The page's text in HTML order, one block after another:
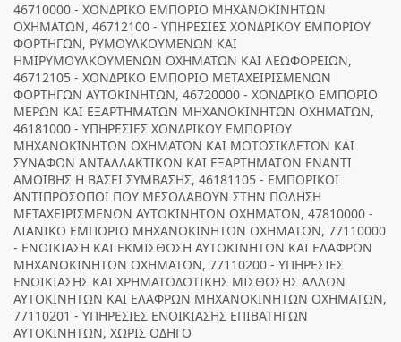
46710000 - ΧΟΝΔΡΙΚΟ ΕΜΠΟΡΙΟ ΜΗΧΑΝΟΚΙΝΗΤΩΝ
ΟΧΗΜΑΤΩΝ, 46712100 - ΥΠΗΡΕΣΙΕΣ ΧΟΝΔΡΙΚΟΥ ΕΜΠΟΡΙΟΥ
ΦΟΡΤΗΓΩΝ, ΡΥΜΟΥΛΚΟΥΜΕΝΩΝ ΚΑΙ
ΗΜΙΡΥΜΟΥΛΚΟΥΜΕΝΩΝ ΟΧΗΜΑΤΩΝ ΚΑΙ ΛΕΩΦΟΡΕΙΩΝ,
46712105 - ΧΟΝΔΡΙΚΟ ΕΜΠΟΡΙΟ ΜΕΤΑΧΕΙΡΙΣΜΕΝΩΝ
ΦΟΡΤΗΓΩΝ ΑΥΤΟΚΙΝΗΤΩΝ, 46720000 - ΧΟΝΔΡΙΚΟ ΕΜΠΟΡΙΟ
ΜΕΡΩΝ ΚΑΙ ΕΞΑΡΤΗΜΑΤΩΝ ΜΗΧΑΝΟΚΙΝΗΤΩΝ ΟΧΗΜΑΤΩΝ,
46181000 - ΥΠΗΡΕΣΙΕΣ ΧΟΝΔΡΙΚΟΥ ΕΜΠΟΡΙΟΥ
ΜΗΧΑΝΟΚΙΝΗΤΩΝ ΟΧΗΜΑΤΩΝ ΚΑΙ ΜΟΤΟΣΙΚΛΕΤΩΝ ΚΑΙ
ΣΥΝΑΦΩΝ ΑΝΤΑΛΛΑΚΤΙΚΩΝ ΚΑΙ ΕΞΑΡΤΗΜΑΤΩΝ ΕΝΑΝΤΙ
ΑΜΟΙΒΗΣ Η ΒΑΣΕΙ ΣΥΜΒΑΣΗΣ, 46181105 - ΕΜΠΟΡΙΚΟΙ
ΑΝΤΙΠΡΟΣΩΠΟΙ ΠΟΥ ΜΕΣΟΛΑΒΟΥΝ ΣΤΗΝ ΠΩΛΗΣΗ
ΜΕΤΑΧΕΙΡΙΣΜΕΝΩΝ ΑΥΤΟΚΙΝΗΤΩΝ ΟΧΗΜΑΤΩΝ, 47810000 -
ΛΙΑΝΙΚΟ ΕΜΠΟΡΙΟ ΜΗΧΑΝΟΚΙΝΗΤΩΝ ΟΧΗΜΑΤΩΝ, 77110000
- ΕΝΟΙΚΙΑΣΗ ΚΑΙ ΕΚΜΙΣΘΩΣΗ ΑΥΤΟΚΙΝΗΤΩΝ ΚΑΙ ΕΛΑΦΡΩΝ
ΜΗΧΑΝΟΚΙΝΗΤΩΝ ΟΧΗΜΑΤΩΝ, 77110200 - ΥΠΗΡΕΣΙΕΣ
ΕΝΟΙΚΙΑΣΗΣ ΚΑΙ ΧΡΗΜΑΤΟΔΟΤΙΚΗΣ ΜΙΣΘΩΣΗΣ ΑΛΛΩΝ
ΑΥΤΟΚΙΝΗΤΩΝ ΚΑΙ ΕΛΑΦΡΩΝ ΜΗΧΑΝΟΚΙΝΗΤΩΝ ΟΧΗΜΑΤΩΝ,
77110201 - ΥΠΗΡΕΣΙΕΣ ΕΝΟΙΚΙΑΣΗΣ ΕΠΙΒΑΤΗΓΩΝ
ΑΥΤΟΚΙΝΗΤΩΝ, ΧΩΡΙΣ ΟΔΗΓΟ